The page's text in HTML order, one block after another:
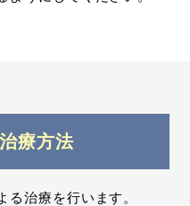
療方法
る治療を⾏います。